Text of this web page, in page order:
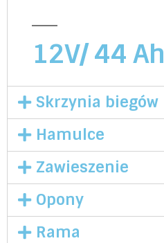
12V/ 44 Ah
Skrzynia biegów
Hamulce
Zawieszenie
Opony
Rama